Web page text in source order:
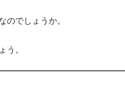
のでしょうか。
う。